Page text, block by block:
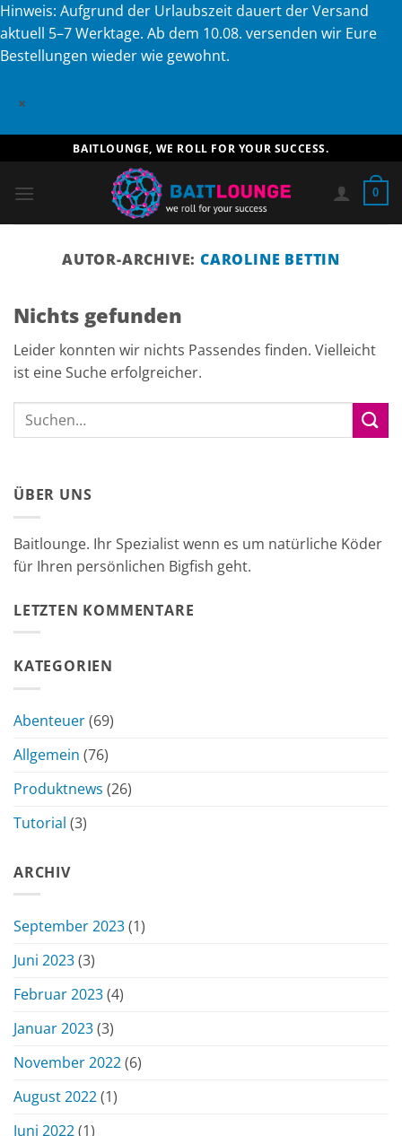
Hinweis: Aufgrund der Urlaubszeit dauert der Versand
aktuell 5–7 Werktage. Ab dem 10.08. versenden wir Eure
Bestellungen wieder wie gewohnt.
×
Inhalt
springen
BAITLOUNGE, WE ROLL FOR YOUR SUCCESS.
0
AUTOR-ARCHIVE: CAROLINE BETTIN
Nichts gefunden
Leider konnten wir nichts Passendes finden. Vielleicht
ist eine Suche erfolgreicher.
ÜBER UNS
Baitlounge. Ihr Spezialist wenn es um natürliche Köder
für Ihren persönlichen Bigfish geht.
LETZTEN KOMMENTARE
KATEGORIEN
Abenteuer(69)
Allgemein (76)
Produktnews (26)
Tutorial (3)
ARCHIV
September 2023(1)
Juni 2023(3)
Februar 2023(4)
Januar 2023(3)
November 2022(6)
August 2022(1)
Juni 2022(1)